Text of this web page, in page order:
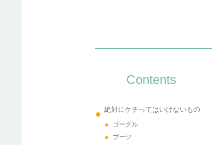
Contents
絶対にケチってはいけないもの
ゴーグル
ブーツ